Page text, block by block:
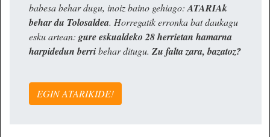
babesa behar dugu, inoiz baino gehiago: ATARIAk
behar du Tolosaldea. Horregatik erronka bat daukagu
esku artean: gure eskualdeko 28 herrietan hamarna
harpidedun berribehar ditugu. Zu falta zara, bazatoz?
EGIN ATARIKIDE!